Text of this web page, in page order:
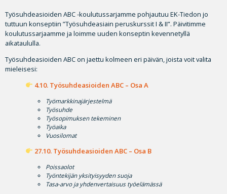
Työsuhdeasioiden ABC -koulutussarjamme pohjautuu EK-Tiedon jo
tuttuun konseptiin ”Työsuhdeasiain peruskurssit I & II”. Päivitimme
koulutussarjaamme ja loimme uuden konseptin kevennetyllä
aikataululla.
Työsuhdeasioiden ABC on jaettu kolmeen eri päivän, joista voit valita
mieleisesi:
4.10. Työsuhdeasioiden ABC – Osa A
Työmarkkinajärjestelmä
Työsuhde
Työsopimuksen tekeminen
Työaika
Vuosilomat
27.10. Työsuhdeasioiden ABC – Osa B
Poissaolot
Työntekijän yksityisyyden suoja
Tasa-arvo ja yhdenvertaisuus työelämässä